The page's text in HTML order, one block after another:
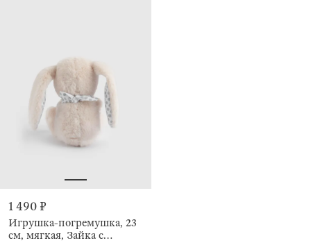
1 490 ₽
Игрушка-погремушка, 23
см, мягкая, Зайка с